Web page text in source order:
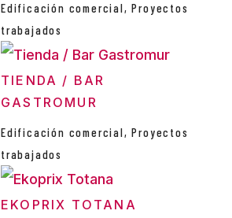
Edificación comercial,Proyectos
trabajados
TIENDA / BAR
GASTROMUR
Edificación comercial,Proyectos
trabajados
EKOPRIX TOTANA